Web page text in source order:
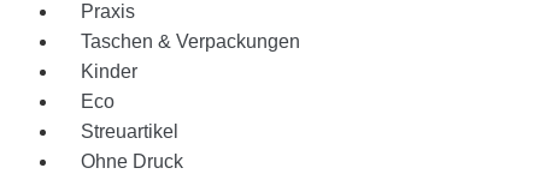
Praxis
Taschen & Verpackungen
Kinder
Eco
Streuartikel
Ohne Druck